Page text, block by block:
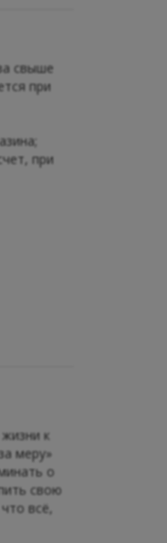
свыше
при
при
к
меру»
о
свою
всё,